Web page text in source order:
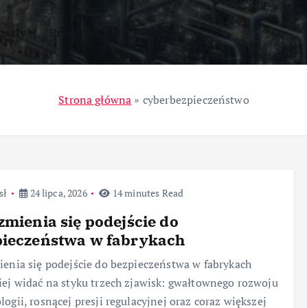
Przemysł
Strona główna » cyberbezpieczeństwo
24 lipca, 2026 14 minutes Read
się podejście do
w fabrykach
się podejście do bezpieczeństwa w fabrykach
widać na styku trzech zjawisk: gwałtownego rozwoju
rosnącej presji regulacyjnej oraz coraz większej